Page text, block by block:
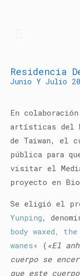
Residencia
Junio Y Julio
En
artísticas del
de Taiwan, el
pública para
visitar el
proyecto en
Se eligió el
Yunping,
body waxed,
wanes« ( «El
cuerpo se
que este